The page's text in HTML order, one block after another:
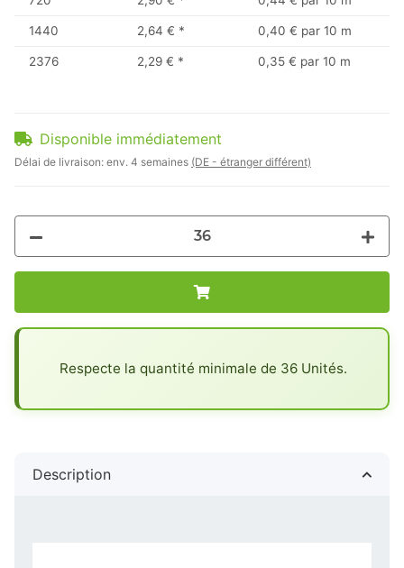
1440 2,64 € * 0,40 € par 10 m
2376 2,29 € * 0,35 € par 10 m
Disponible immédiatement
Délai de livraison: env. 4 semaines (DE - étranger différent)
Respecte la quantité minimale de 36 Unités.
Description